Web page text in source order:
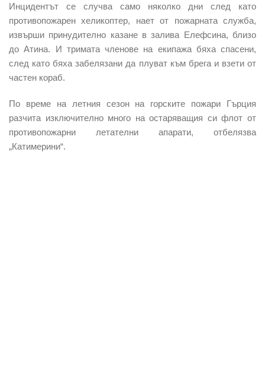
Инцидентът се случва само няколко дни след като
противопожарен хеликоптер, нает от пожарната служба,
извърши принудително казане в залива Елефсина, близо
до Атина. И тримата членове на екипажа бяха спасени,
след като бяха забелязани да плуват към брега и взети от
частен кораб.
По време на летния сезон на горските пожари Гърция
разчита изключително много на остаряващия си флот от
противопожарни летателни апарати, отбелязва
„Катимерини“.